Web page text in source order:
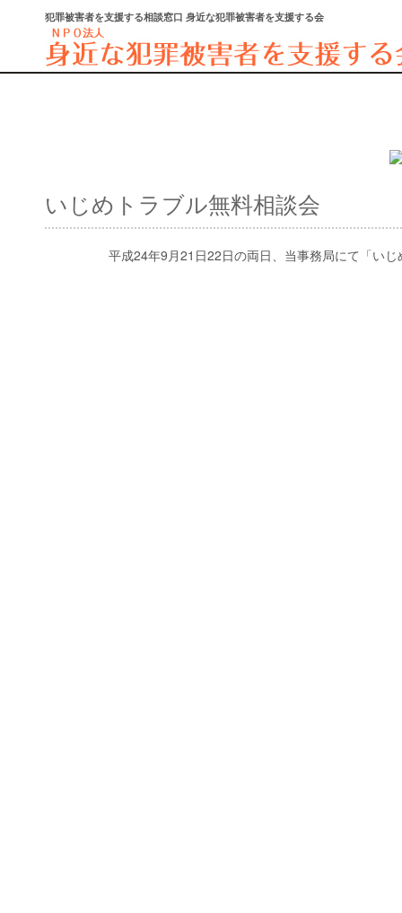
犯罪被害者を支援する相談窓口 身近な犯罪被害者を支援する会
いじめトラブル無料相談会
平成24年9月21日22日の両日、当事務局にて「い